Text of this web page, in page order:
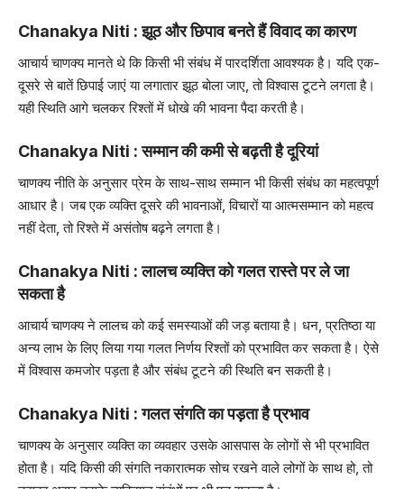
Chanakya Niti : झूठ और छिपाव बनते हैं विवाद का कारण
आचार्य चाणक्य मानते थे कि किसी भी संबंध में पारदर्शिता आवश्यक है। यदि एक-
दूसरे से बातें छिपाई जाएं या लगातार झूठ बोला जाए, तो विश्वास टूटने लगता है।
यही स्थिति आगे चलकर रिश्तों में धोखे की भावना पैदा करती है।
Chanakya Niti : सम्मान की कमी से बढ़ती है दूरियां
चाणक्य नीति के अनुसार प्रेम के साथ-साथ सम्मान भी किसी संबंध का महत्वपूर्ण
आधार है। जब एक व्यक्ति दूसरे की भावनाओं, विचारों या आत्मसम्मान को महत्व
नहीं देता, तो रिश्ते में असंतोष बढ़ने लगता है।
Chanakya Niti : लालच व्यक्ति को गलत रास्ते पर ले जा
सकता है
आचार्य चाणक्य ने लालच को कई समस्याओं की जड़ बताया है। धन, प्रतिष्ठा या
अन्य लाभ के लिए लिया गया गलत निर्णय रिश्तों को प्रभावित कर सकता है। ऐसे
में विश्वास कमजोर पड़ता है और संबंध टूटने की स्थिति बन सकती है।
Chanakya Niti : गलत संगति का पड़ता है प्रभाव
चाणक्य के अनुसार व्यक्ति का व्यवहार उसके आसपास के लोगों से भी प्रभावित
होता है। यदि किसी की संगति नकारात्मक सोच रखने वाले लोगों के साथ हो, तो